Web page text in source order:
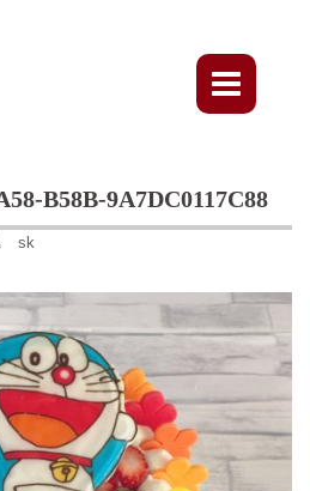
B58B-9A7DC0117C88
sk